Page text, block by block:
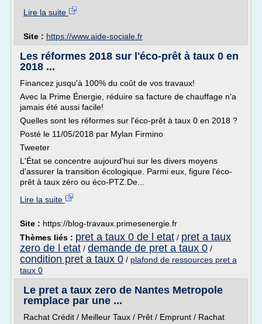
Lire la suite
Site : https://www.aide-sociale.fr
Les réformes 2018 sur l'éco-prêt à taux 0 en
2018 ...
Financez jusqu'à 100% du coût de vos travaux!
Avec la Prime Énergie, réduire sa facture de chauffage n'a
jamais été aussi facile!
Quelles sont les réformes sur l'éco-prêt à taux 0 en 2018 ?
Posté le 11/05/2018 par Mylan Firmino
Tweeter
L'État se concentre aujourd'hui sur les divers moyens
d'assurer la transition écologique. Parmi eux, figure l'éco-
prêt à taux zéro ou éco-PTZ.De...
Lire la suite
Site : https://blog-travaux.primesenergie.fr
Thèmes liés : pret a taux 0 de l etat / pret a taux
zero de l etat / demande de pret a taux 0 /
condition pret a taux 0 / plafond de ressources pret a
taux 0
Le pret a taux zero de Nantes Metropole
remplace par une ...
Rachat Crédit / Meilleur Taux / Prêt / Emprunt / Rachat